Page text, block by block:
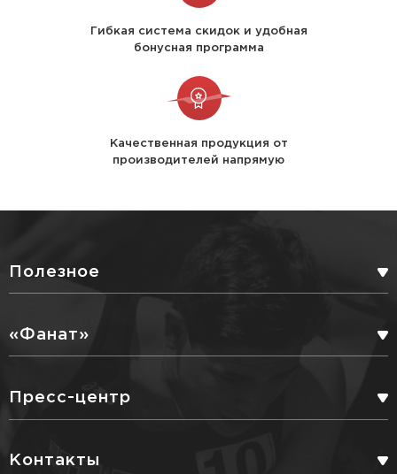
Гибкая система скидок и удобная
бонусная программа
Качественная продукция от
производителей напрямую
Полезное
ДОСТАВКА
«Фанат»
Пресс-центр
Контакты